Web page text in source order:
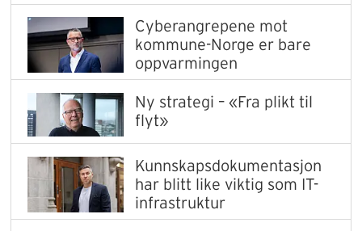
Cyberangrepene mot
kommune-Norge er bare
oppvarmingen
Ny strategi – «Fra plikt til
flyt»
Kunnskapsdokumentasjon
har blitt like viktig som IT-
infrastruktur